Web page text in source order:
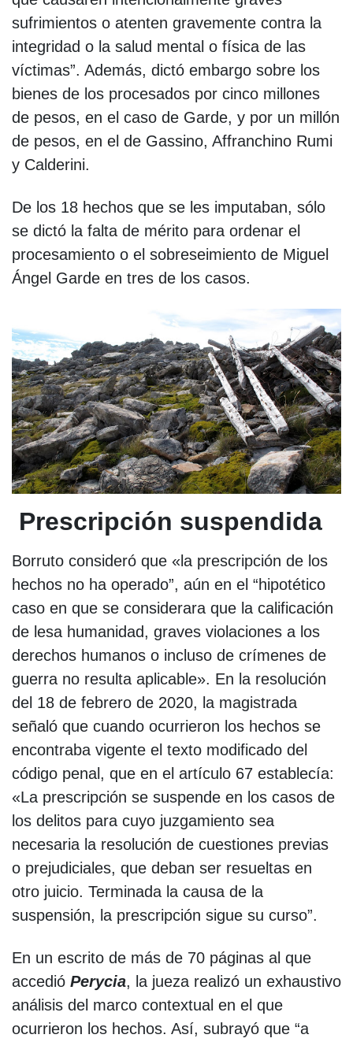
sufrimientos o atenten gravemente contra la
integridad o la salud mental o física de las
víctimas”. Además, dictó embargo sobre los
bienes de los procesados por cinco millones
de pesos, en el caso de Garde, y por un millón
de pesos, en el de Gassino, Affranchino Rumi
y Calderini.
De los 18 hechos que se les imputaban, sólo
se dictó la falta de mérito para ordenar el
procesamiento o el sobreseimiento de Miguel
Ángel Garde en tres de los casos.
Prescripción suspendida
Borruto consideró que «la prescripción de los
hechos no ha operado”, aún en el “hipotético
caso en que se considerara que la calificación
de lesa humanidad, graves violaciones a los
derechos humanos o incluso de crímenes de
guerra no resulta aplicable». En la resolución
del 18 de febrero de 2020, la magistrada
señaló que cuando ocurrieron los hechos se
encontraba vigente el texto modificado del
código penal, que en el artículo 67 establecía:
«La prescripción se suspende en los casos de
los delitos para cuyo juzgamiento sea
necesaria la resolución de cuestiones previas
o prejudiciales, que deban ser resueltas en
otro juicio. Terminada la causa de la
suspensión, la prescripción sigue su curso”.
En un escrito de más de 70 páginas al que
accedió Perycia, la jueza realizó un exhaustivo
análisis del marco contextual en el que
ocurrieron los hechos. Así, subrayó que “a